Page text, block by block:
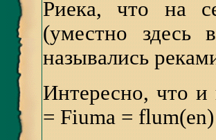
Риека, что на
(уместно здесь
назывались
Интересно, что и
= Fiuma = flum(en)